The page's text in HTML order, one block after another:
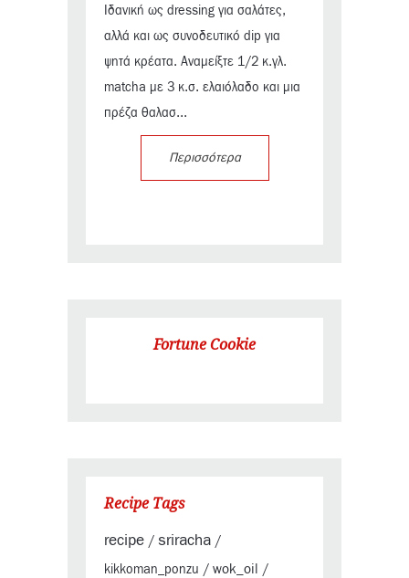
Ιδανική ως dressing για σαλάτες,
αλλά και ως συνοδευτικό dip για
ψητά κρέατα. Αναμείξτε 1/2 κ.γλ.
matcha με 3 κ.σ. ελαιόλαδο και μια
πρέζα θαλασ...
Περισσότερα
Fortune Cookie
Recipe Tags
recipe / sriracha /
kikkoman_ponzu / wok_oil /